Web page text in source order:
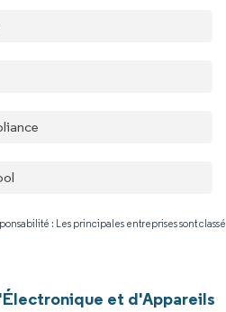
: Les principales entreprises sont
et d'Appareils